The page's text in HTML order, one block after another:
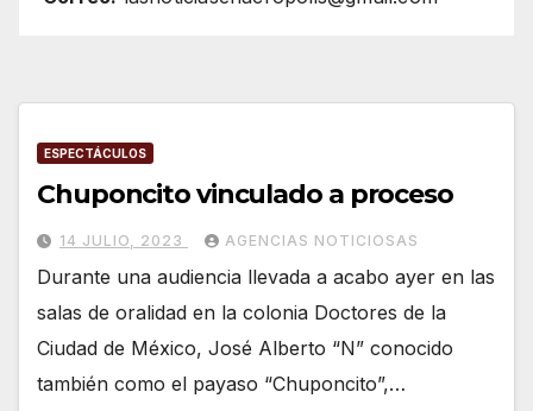
ESPECTÁCULOS
Chuponcito vinculado a proceso
14 JULIO, 2023 AGENCIAS NOTICIOSAS
Durante una audiencia llevada a acabo ayer en las
salas de oralidad en la colonia Doctores de la
Ciudad de México, José Alberto “N” conocido
también como el payaso “Chuponcito”,…